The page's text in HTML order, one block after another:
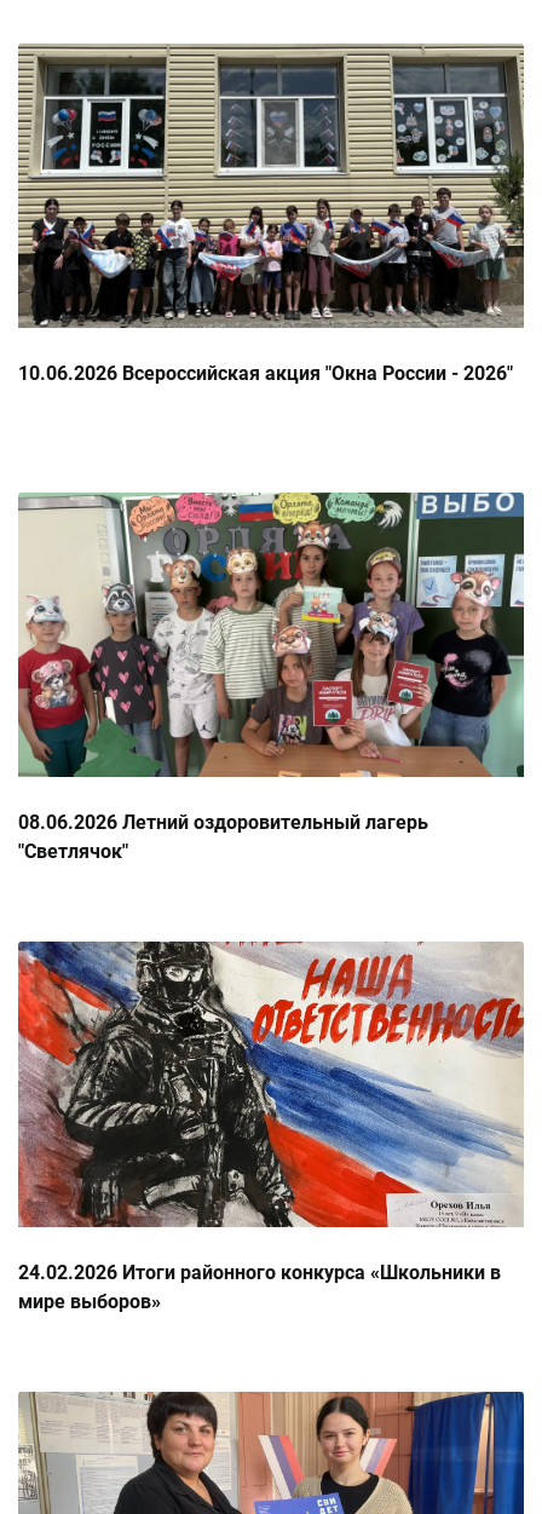
10.06.2026 Всероссийская акция "Окна России - 2026"
08.06.2026 Летний оздоровительный лагерь
"Светлячок"
24.02.2026 Итоги районного конкурса «Школьники в
мире выборов»